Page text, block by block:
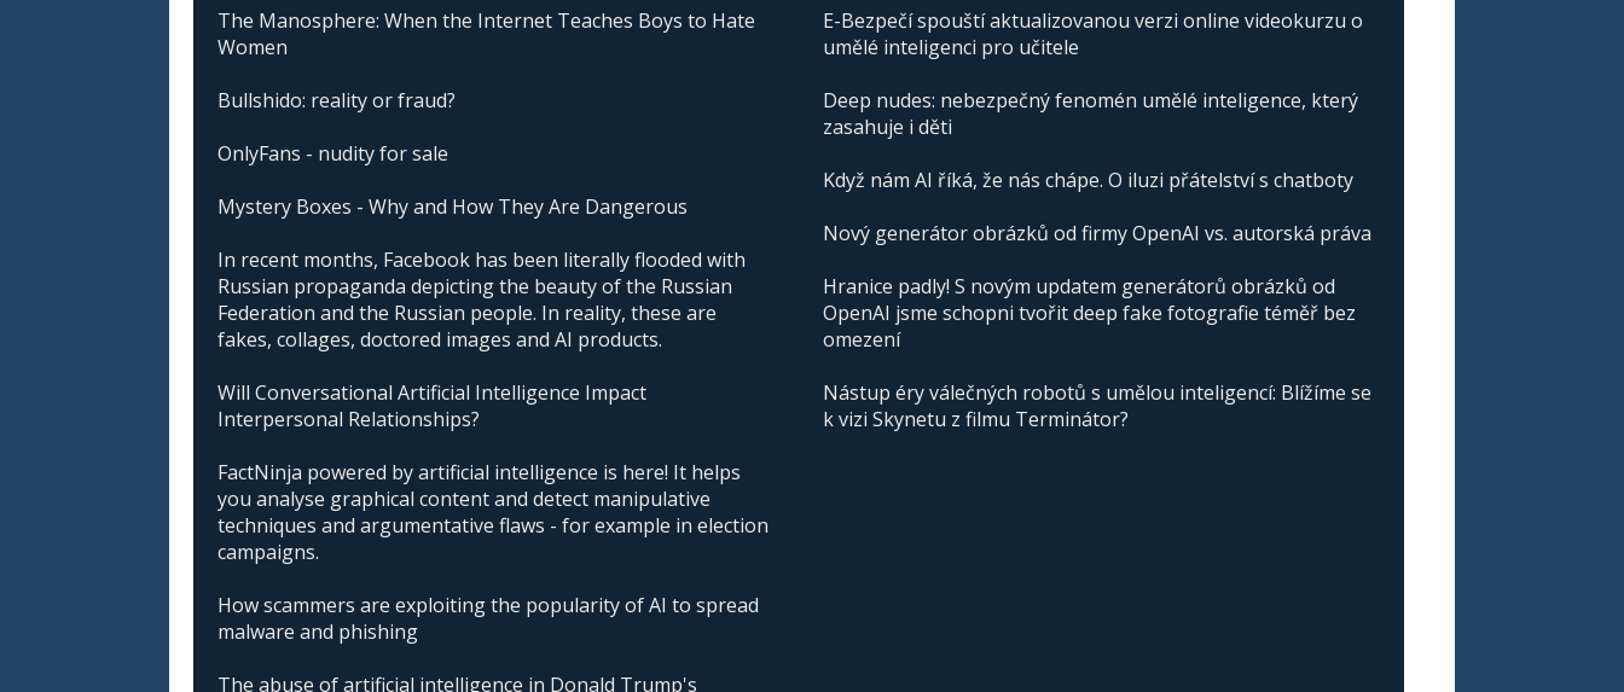
The Manosphere: When the Internet Teaches Boys to Hate
Women
Bullshido: reality or fraud?
OnlyFans - nudity for sale
Mystery Boxes - Why and How They Are Dangerous
In recent months, Facebook has been literally flooded with
Russian propaganda depicting the beauty of the Russian
Federation and the Russian people. In reality, these are
fakes, collages, doctored images and AI products.
Will Conversational Artificial Intelligence Impact
Interpersonal Relationships?
FactNinja powered by artificial intelligence is here! It helps
you analyse graphical content and detect manipulative
techniques and argumentative flaws - for example in election
campaigns.
How scammers are exploiting the popularity of AI to spread
malware and phishing
The abuse of artificial intelligence in Donald Trump's
E-Bezpečí spouští aktualizovanou verzi online videokurzu o
umělé inteligenci pro učitele
Deep nudes: nebezpečný fenomén umělé inteligence, který
zasahuje i děti
Když nám AI říká, že nás chápe. O iluzi přátelství s chatboty
Nový generátor obrázků od firmy OpenAI vs. autorská práva
Hranice padly! S novým updatem generátorů obrázků od
OpenAI jsme schopni tvořit deep fake fotografie téměř bez
omezení
Nástup éry válečných robotů s umělou inteligencí: Blížíme se
k vizi Skynetu z filmu Terminátor?